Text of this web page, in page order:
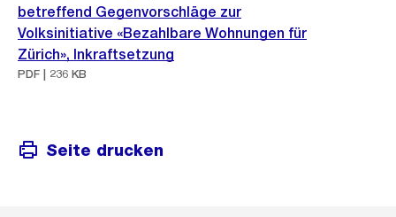
betreffend Gegenvorschläge zur
Volksinitiative «Bezahlbare Wohnungen für
Zürich», Inkraftsetzung
PDF | 236 KB
Seite drucken